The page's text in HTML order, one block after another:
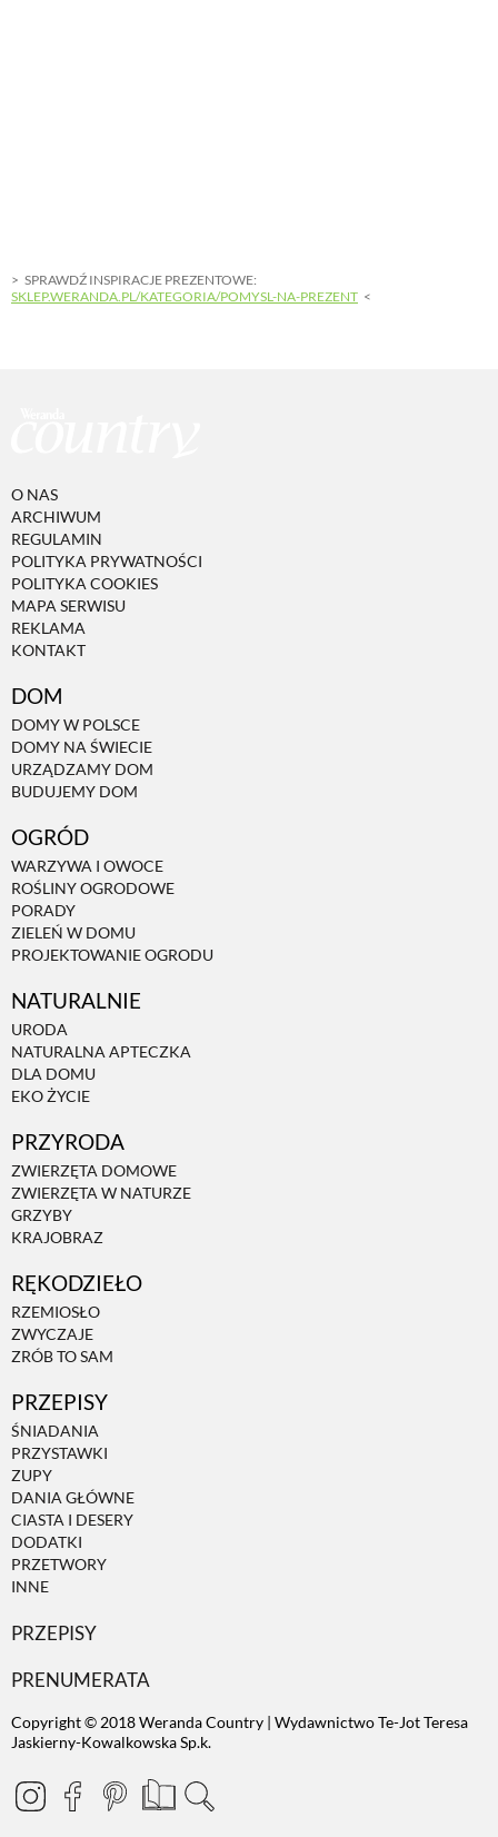
SPRAWDŹ INSPIRACJE PREZENTOWE:
SKLEP.WERANDA.PL/KATEGORIA/POMYSL-NA-PREZENT
O NAS
ARCHIWUM
REGULAMIN
POLITYKA PRYWATNOŚCI
POLITYKA COOKIES
MAPA SERWISU
REKLAMA
KONTAKT
DOM
DOMY W POLSCE
DOMY NA ŚWIECIE
URZĄDZAMY DOM
BUDUJEMY DOM
OGRÓD
WARZYWA I OWOCE
ROŚLINY OGRODOWE
PORADY
ZIELEŃ W DOMU
PROJEKTOWANIE OGRODU
NATURALNIE
URODA
NATURALNA APTECZKA
DLA DOMU
EKO ŻYCIE
PRZYRODA
ZWIERZĘTA DOMOWE
ZWIERZĘTA W NATURZE
GRZYBY
KRAJOBRAZ
RĘKODZIEŁO
RZEMIOSŁO
ZWYCZAJE
ZRÓB TO SAM
PRZEPISY
ŚNIADANIA
PRZYSTAWKI
ZUPY
DANIA GŁÓWNE
CIASTA I DESERY
DODATKI
PRZETWORY
INNE
PRZEPISY
PRENUMERATA
Copyright © 2018 Weranda Country | Wydawnictwo Te-Jot Teresa
Jaskierny-Kowalkowska Sp.k.